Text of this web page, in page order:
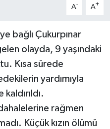
A- A+
bağlı Çukurpınar
olayda, 9 yaşındaki
Kısa sürede
yardımıyla
rağmen
Küçük kızın ölümü